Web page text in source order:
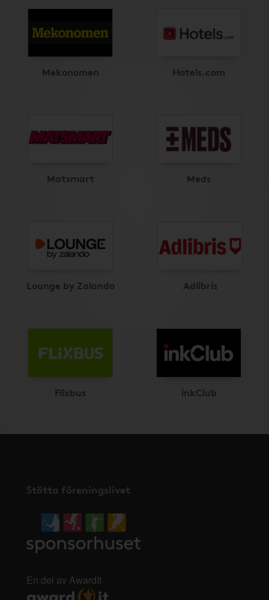
Mekonomen Hotels.com
Matsmart Meds
Lounge by Zalando Adlibris
Flixbus inkClub
Stötta föreningslivet
En del av AwardIt